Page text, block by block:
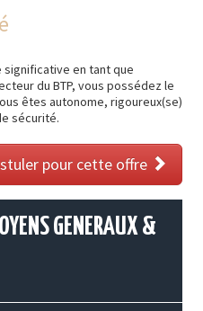
en tant que
du BTP, vous possédez le
êtes autonome, rigoureux(se)
sécurité.
pour cette offre
GENERAUX &